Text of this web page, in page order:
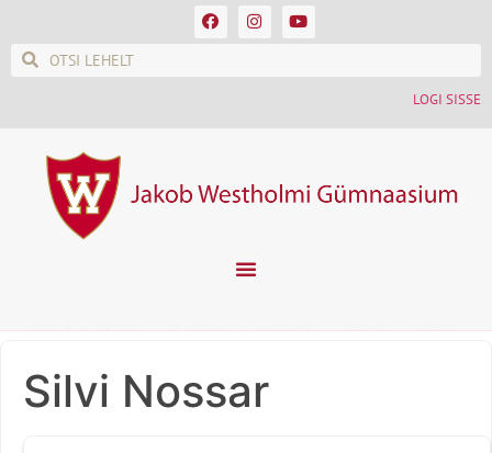
LOGI SISSE
Silvi Nossar